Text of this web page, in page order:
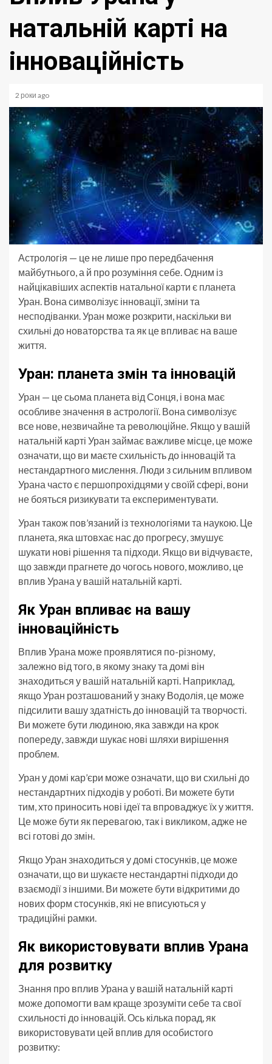
натальній карті на
інноваційність
2 роки ago
Астрологія — це не лише про передбачення
майбутнього, а й про розуміння себе. Одним із
найцікавіших аспектів натальної карти є планета
Уран. Вона символізує інновації, зміни та
несподіванки. Уран може розкрити, наскільки ви
схильні до новаторства та як це впливає на ваше
життя.
Уран: планета змін та інновацій
Уран — це сьома планета від Сонця, і вона має
особливе значення в астрології. Вона символізує
все нове, незвичайне та революційне. Якщо у вашій
натальній карті Уран займає важливе місце, це може
означати, що ви маєте схильність до інновацій та
нестандартного мислення. Люди з сильним впливом
Урана часто є першопрохідцями у своїй сфері, вони
не бояться ризикувати та експериментувати.
Уран також пов’язаний із технологіями та наукою. Це
планета, яка штовхає нас до прогресу, змушує
шукати нові рішення та підходи. Якщо ви відчуваєте,
що завжди прагнете до чогось нового, можливо, це
вплив Урана у вашій натальній карті.
Як Уран впливає на вашу
інноваційність
Вплив Урана може проявлятися по-різному,
залежно від того, в якому знаку та домі він
знаходиться у вашій натальній карті. Наприклад,
якщо Уран розташований у знаку Водолія, це може
підсилити вашу здатність до інновацій та творчості.
Ви можете бути людиною, яка завжди на крок
попереду, завжди шукає нові шляхи вирішення
проблем.
Уран у домі кар’єри може означати, що ви схильні до
нестандартних підходів у роботі. Ви можете бути
тим, хто приносить нові ідеї та впроваджує їх у життя.
Це може бути як перевагою, так і викликом, адже не
всі готові до змін.
Якщо Уран знаходиться у домі стосунків, це може
означати, що ви шукаєте нестандартні підходи до
взаємодії з іншими. Ви можете бути відкритими до
нових форм стосунків, які не вписуються у
традиційні рамки.
Як використовувати вплив Урана
для розвитку
Знання про вплив Урана у вашій натальній карті
може допомогти вам краще зрозуміти себе та свої
схильності до інновацій. Ось кілька порад, як
використовувати цей вплив для особистого
розвитку: